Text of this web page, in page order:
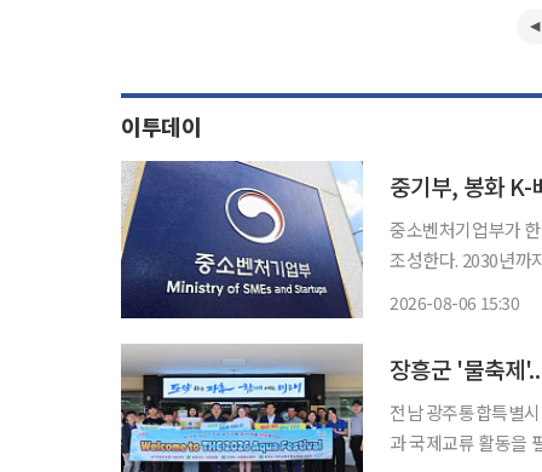
이투데이
중기부, 봉화
중소벤처기업부가
조성한다. 2030년까
2026-08-06 15:30
장흥군 '물축제
전남 광주통합특별
과 국제교류 활동을 펼치고 있다. 이로 인해 미래 농업을 이